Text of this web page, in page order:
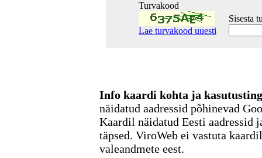
Turvakood
Lae turvakood uuesti
Sisesta
Info kaardi kohta ja
näidatud aadressid põhinevad
Kaardil näidatud Eesti aadressid
täpsed. ViroWeb ei vastuta
valeandmete eest.